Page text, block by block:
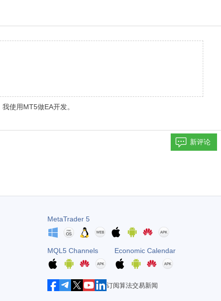
使用MT5做EA开发。
新评论
MetaTrader 5
MQL5 Channels Economic Calendar
订阅算法交易新闻